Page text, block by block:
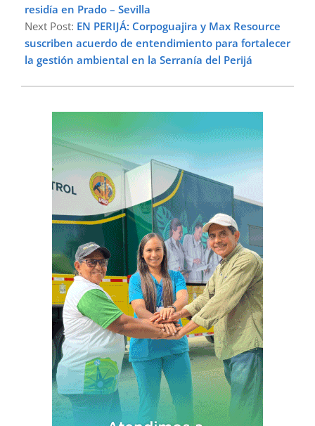
residía en Prado – Sevilla
Next Post: EN PERIJÁ: Corpoguajira y Max Resource
suscriben acuerdo de entendimiento para fortalecer
la gestión ambiental en la Serranía del Perijá